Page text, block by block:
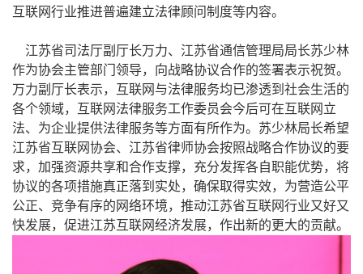
互联网行业推进普遍建立法律顾问制度等内容。
江苏省司法厅副厅长万力、江苏省通信管理局局长苏少林
作为协会主管部门领导，向战略协议合作的签署表示祝贺。
万力副厅长表示，互联网与法律服务均已渗透到社会生活的
各个领域，互联网法律服务工作委员会今后可在互联网立
法、为企业提供法律服务等方面有所作为。苏少林局长希望
江苏省互联网协会、江苏省律师协会按照战略合作协议的要
求，加强资源共享和合作支撑，充分发挥各自职能优势，将
协议的各项措施真正落到实处，确保取得实效，为营造公平
公正、竞争有序的网络环境，推动江苏省互联网行业又好又
快发展，促进江苏互联网经济发展，作出新的更大的贡献。